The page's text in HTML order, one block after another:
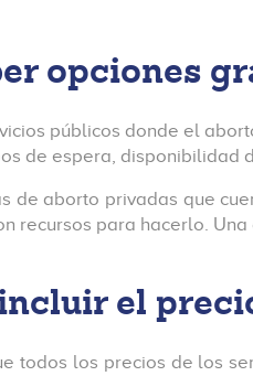
opciones
públicos donde el
de espera, disponibilidad
de aborto privadas que
recursos para hacerlo.
el
todos los precios de los